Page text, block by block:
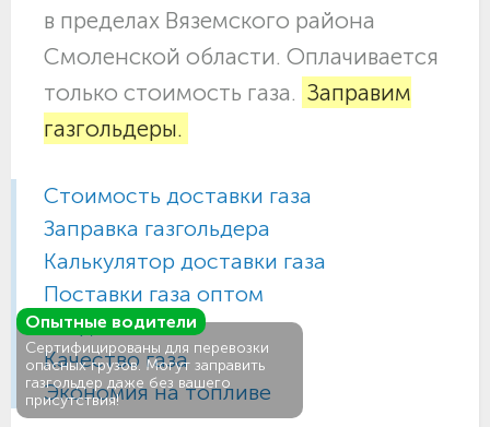
в пределах Вяземского района
Смоленской области. Оплачивается
только стоимость газа. Заправим
газгольдеры.
Стоимость доставки газа
Заправка газгольдера
Калькулятор доставки газа
Поставки газа оптом
Газ для АГЗС
Качество газа
Экономия на топливе
Опытные водители
Сертифицированы для перевозки
опасных грузов. Могут заправить
газгольдер даже без вашего
присутствия!